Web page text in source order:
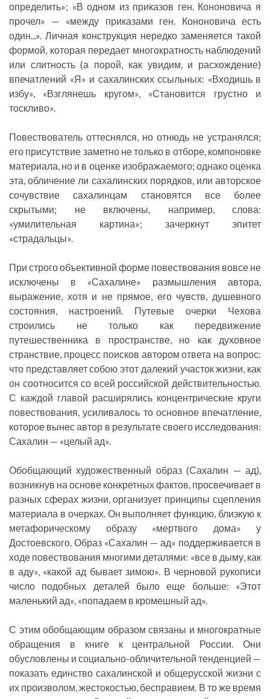
определить»; «В одном из приказов ген. Кононовича я
прочел» — «между приказами ген. Кононовича есть
один...». Личная конструкция нередко заменяется такой
формой, которая передает многократность наблюдений
или слитность (а порой, как увидим, и расхождение)
впечатлений «Я» и сахалинских ссыльных: «Входишь в
избу», «Взглянешь кругом», «Становится грустно и
тоскливо».
Повествователь оттеснялся, но отнюдь не устранялся;
его присутствие заметно не только в отборе, компоновке
материала, но и в оценке изображаемого; однако оценка
эта, обличение ли сахалинских порядков, или авторское
сочувствие сахалинцам становятся все более
скрытыми; не включены, например, слова:
«умилительная картина»; зачеркнут эпитет
«страдальцы».
При строго объективной форме повествования вовсе не
исключены в «Сахалине» размышления автора,
выражение, хотя и не прямое, его чувств, душевного
состояния, настроений. Путевые очерки Чехова
строились не только как передвижение
путешественника в пространстве, но как духовное
странствие, процесс поисков автором ответа на вопрос:
что представляет собою этот далекий участок жизни, как
он соотносится со всей российской действительностью.
С каждой главой расширялись концентрические круги
повествования, усиливалось то основное впечатление,
которое вынес автор в результате своего исследования:
Сахалин — «целый ад».
Обобщающий художественный образ (Сахалин — ад),
возникнув на основе конкретных фактов, просвечивает в
разных сферах жизни, организует принципы сцепления
материала в очерках. Он выполняет функцию, близкую к
метафорическому образу «мертвого дома» у
Достоевского. Образ «Сахалин — ад» поддерживается в
ходе повествования многими деталями: «все в дыму, как
в аду», «какой ад бывает зимою». В черновой рукописи
число подобных деталей было еще больше: «Этот
маленький ад», «попадаем в кромешный ад».
С этим обобщающим образом связаны и многократные
обращения в книге к центральной России. Они
обусловлены и социально-обличительной тенденцией —
показать единство сахалинской и общерусской жизни с
их произволом, жестокостью, бесправием. В то же время